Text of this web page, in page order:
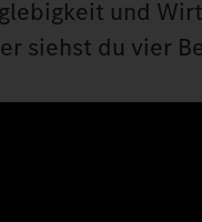
und
siehst du vier